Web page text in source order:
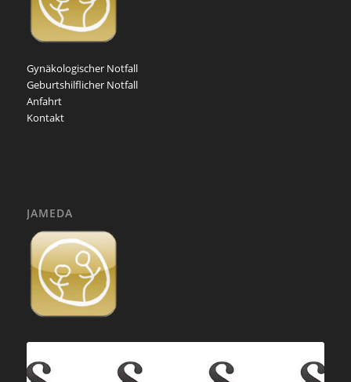
Gynäkologischer Notfall
Geburtshilflicher Notfall
Anfahrt
Kontakt
JAMEDA